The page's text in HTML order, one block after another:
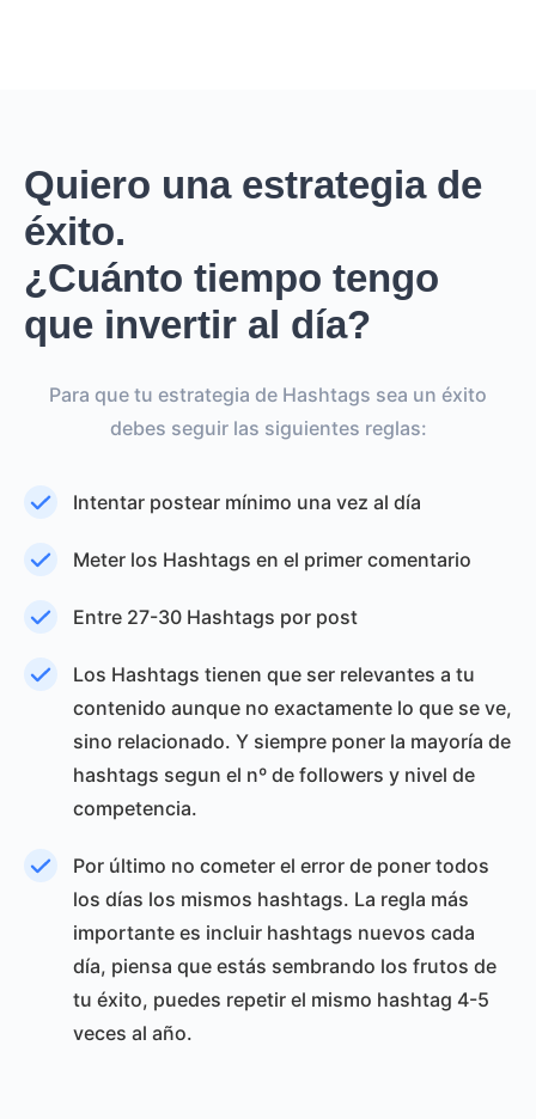
Quiero una estrategia de
éxito.
¿Cuánto tiempo tengo
que invertir al día?
Para que tu estrategia de Hashtags sea un éxito
debes seguir las siguientes reglas:
Intentar postear mínimo una vez al día
Meter los Hashtags en el primer comentario
Entre 27-30 Hashtags por post
Los Hashtags tienen que ser relevantes a tu
contenido aunque no exactamente lo que se ve,
sino relacionado. Y siempre poner la mayoría de
hashtags segun el nº de followers y nivel de
competencia.
Por último no cometer el error de poner todos
los días los mismos hashtags. La regla más
importante es incluir hashtags nuevos cada
día, piensa que estás sembrando los frutos de
tu éxito, puedes repetir el mismo hashtag 4-5
veces al año.